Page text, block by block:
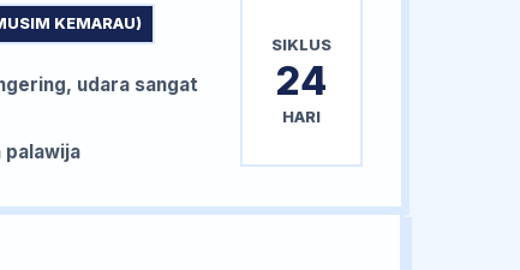
KEMARAU)
udara sangat
palawija
SIKLUS
24
HARI